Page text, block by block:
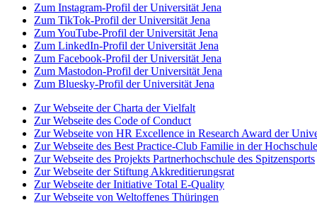
Zum Instagram-Profil der Universität Jena
Zum TikTok-Profil der Universität Jena
Zum YouTube-Profil der Universität Jena
Zum LinkedIn-Profil der Universität Jena
Zum Facebook-Profil der Universität Jena
Zum Mastodon-Profil der Universität Jena
Zum Bluesky-Profil der Universität Jena
Zur Webseite der Charta der Vielfalt
Zur Webseite des Code of Conduct
Zur Webseite von HR Excellence in Research Award der
Zur Webseite des Best Practice-Club Familie in der Hochschule
Zur Webseite des Projekts Partnerhochschule des Spitzensports
Zur Webseite der Stiftung Akkreditierungsrat
Zur Webseite der Initiative Total E-Quality
Zur Webseite von Weltoffenes Thüringen